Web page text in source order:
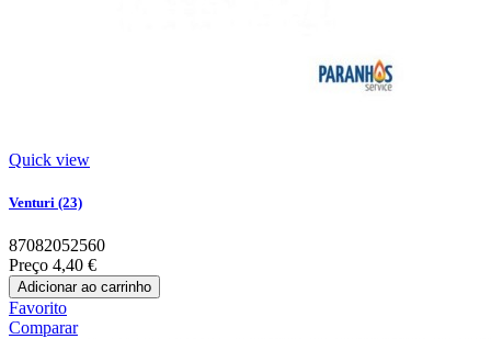
Quick view
Venturi (23)
87082052560
Preço 4,40 €
Adicionar ao carrinho
Favorito
Comparar